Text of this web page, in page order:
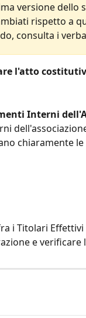
versione dello
rispetto a
consulta i
l'atto
Interni
chiaramente
i Titolari
e